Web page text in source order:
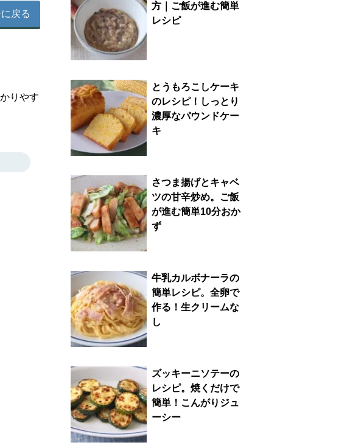
戻る
りやす
方｜ご飯が進む簡単
レシピ
とうもろこしケーキ
のレシピ！しっとり
濃厚なパウンドケー
キ
さつま揚げとキャベ
ツの甘辛炒め。ご飯
が進む簡単10分おか
ず
牛乳カルボナーラの
簡単レシピ。全卵で
作る！生クリームな
し
ズッキーニソテーの
レシピ。焼くだけで
簡単！こんがりジュ
ーシー